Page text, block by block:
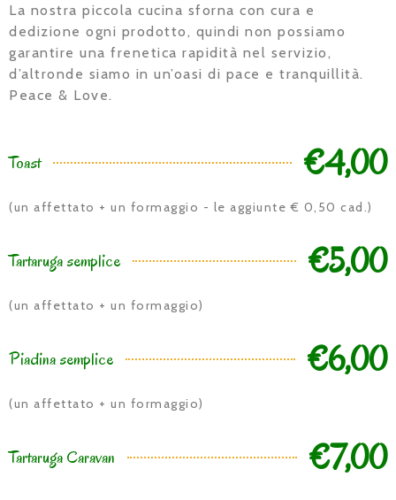
La nostra piccola cucina sforna con cura e
dedizione ogni prodotto, quindi non possiamo
garantire una frenetica rapidità nel servizio,
d’altronde siamo in un’oasi di pace e tranquillità.
Peace & Love.
Toast €4,00
(un affettato + un formaggio - le aggiunte € 0,50 cad.)
Tartaruga semplice €5,00
(un affettato + un formaggio)
Piadina semplice €6,00
(un affettato + un formaggio)
Tartaruga Caravan €7,00